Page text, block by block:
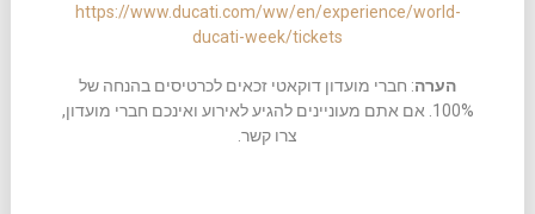
https://www.ducati.com/ww/en/experience/world-
ducati-week/tickets
הערה: חברי מועדון דוקאטי זכאים לכרטיסים בהנחה של
100%. אם אתם מעוניינים להגיע לאירוע ואינכם חברי מועדון,
צרו קשר.